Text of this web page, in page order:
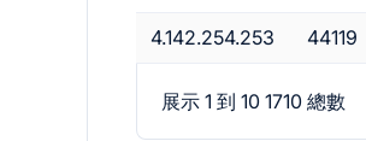
4.142.254.253 44119
展示 1 到 10 1710 總數